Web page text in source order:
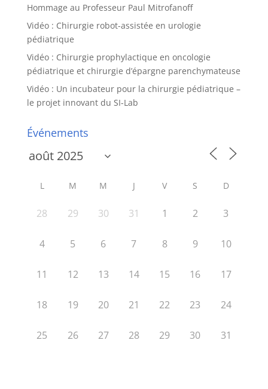
Hommage au Professeur Paul Mitrofanoff
Vidéo : Chirurgie robot-assistée en urologie
pédiatrique
Vidéo : Chirurgie prophylactique en oncologie
pédiatrique et chirurgie d’épargne parenchymateuse
Vidéo : Un incubateur pour la chirurgie pédiatrique –
le projet innovant du SI-Lab
Événements
L M M J V S D
28 29 30 31 1 2 3
4 5 6 7 8 9 10
11 12 13 14 15 16 17
18 19 20 21 22 23 24
25 26 27 28 29 30 31